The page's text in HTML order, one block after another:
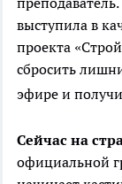
выступила в
проекта
сбросить
эфире и
Сейчас на
официальной